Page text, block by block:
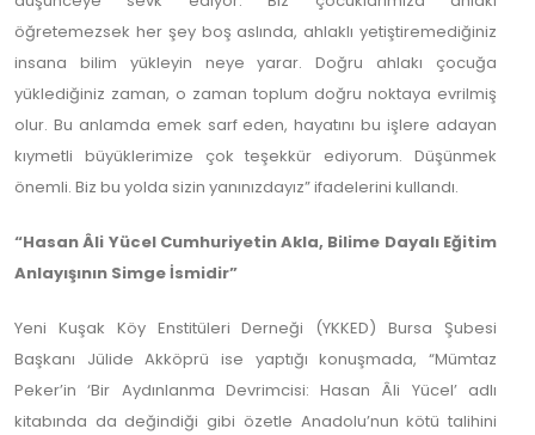
öğretemezsek her şey boş aslında, ahlaklı yetiştiremediğiniz
insana bilim yükleyin neye yarar. Doğru ahlakı çocuğa
yüklediğiniz zaman, o zaman toplum doğru noktaya evrilmiş
olur. Bu anlamda emek sarf eden, hayatını bu işlere adayan
kıymetli büyüklerimize çok teşekkür ediyorum. Düşünmek
önemli. Biz bu yolda sizin yanınızdayız” ifadelerini kullandı.
“Hasan Âli Yücel Cumhuriyetin Akla, Bilime Dayalı Eğitim
Anlayışının Simge İsmidir”
Yeni Kuşak Köy Enstitüleri Derneği (YKKED) Bursa Şubesi
Başkanı Jülide Akköprü ise yaptığı konuşmada, “Mümtaz
Peker’in ‘Bir Aydınlanma Devrimcisi: Hasan Âli Yücel’ adlı
kitabında da değindiği gibi özetle Anadolu’nun kötü talihini